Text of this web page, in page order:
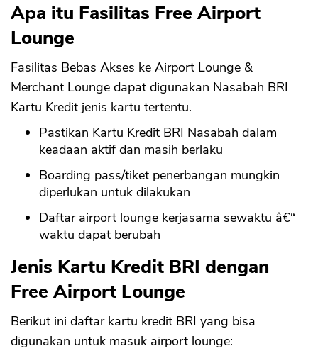
Apa itu Fasilitas Free Airport
Lounge
Fasilitas Bebas Akses ke Airport Lounge &
Merchant Lounge dapat digunakan Nasabah BRI
Kartu Kredit jenis kartu tertentu.
Pastikan Kartu Kredit BRI Nasabah dalam
keadaan aktif dan masih berlaku
Boarding pass/tiket penerbangan mungkin
diperlukan untuk dilakukan
Daftar airport lounge kerjasama sewaktu â€“
waktu dapat berubah
Jenis Kartu Kredit BRI dengan
Free Airport Lounge
Berikut ini daftar kartu kredit BRI yang bisa
digunakan untuk masuk airport lounge: